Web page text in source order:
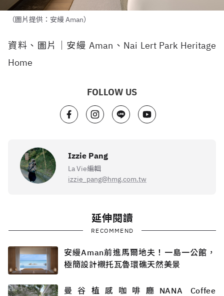
（圖片提供：安縵 Aman）
資料、圖片｜安縵 Aman、Nai Lert Park Heritage
Home
FOLLOW US
Izzie Pang
La Vie編輯
izzie_pang@hmg.com.tw
延伸閱讀
RECOMMEND
安縵Aman前進馬爾地夫！一島一公館，
極簡設計襯托瓦魯環礁天然美景
曼谷植感咖啡廳NANA Coffee